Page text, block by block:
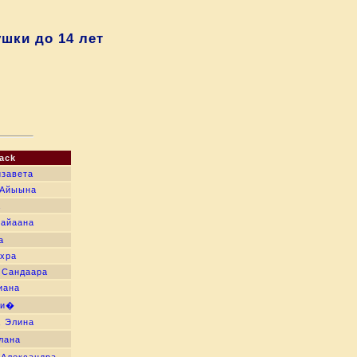
до 14 лет
Элина